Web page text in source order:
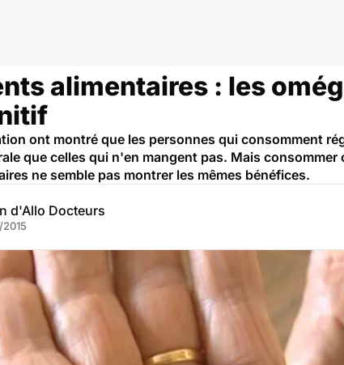
alimentaires : les
ont montré que les personnes qui consomment
que celles qui n'en mangent pas. Mais
ne semble pas montrer les mêmes bénéfices.
d'Allo Docteurs